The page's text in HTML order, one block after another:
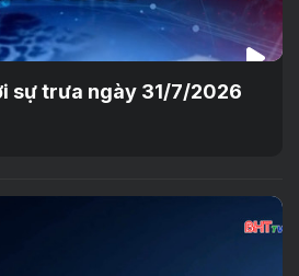
sự trưa ngày 31/7/2026